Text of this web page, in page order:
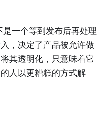
一个等到发布后再处理
，决定了产品被允许做
其透明化，只意味着它
人以更糟糕的方式解